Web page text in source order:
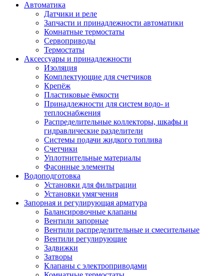
Автоматика
Датчики и реле
Запчасти и принадлежности автоматики
Комнатные термостаты
Сервоприводы
Термостаты
Аксессуары и принадлежности
Изоляция
Комплектующие для счетчиков
Крепёж
Пластиковые ёмкости
Принадлежности для систем водо- и
теплоснабжения
Распределительные коллекторы, шкафы и
гидравлические разделители
Системы подачи жидкого топлива
Счетчики
Уплотнительные материалы
Фасонные элементы
Водоподготовка
Установки для фильтрации
Установки умягчения
Запорная и регулирующая арматура
Балансировочные клапаны
Вентили запорные
Вентили распределительные и смесительные
Вентили регулирующие
Задвижки
Затворы
Клапаны с электроприводами